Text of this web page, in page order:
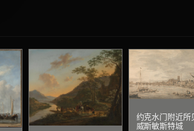
约克水门附近所
威斯敏斯特城